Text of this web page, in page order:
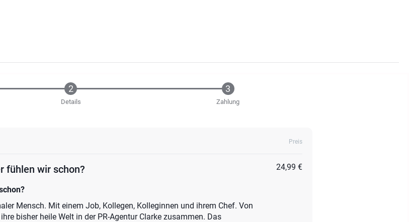
Details Zahlung
Preis
fühlen wir schon?
Mensch. Mit einem Job, Kollegen, Kolleginnen und ihrem Chef. Von
bisher heile Welt in der PR-Agentur Clarke zusammen. Das
24,99 €